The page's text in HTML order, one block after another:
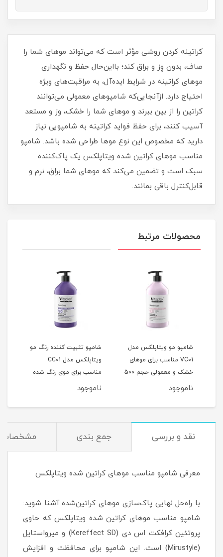
کراتینه کردن روشی مؤثر است که می‌تواند موهای شما را
صاف، بدون وِز و براق کند؛ بااین‌حال حفظ و نگهداری
موهای کراتینه در شرایط ایده‌آل، به مراقبت‌های ویژه
احتیاج دارد. ازآنجایی‌که شامپوهای معمولی می‌توانند
کراتین را از بین ببرند و موهای شما را خشک، وز و مستعد
آسیب کنند، برای حفظ فواید کراتینه به شامپویی نیاز
دارید که مخصوص این نوع موها طراحی شده باشد. شامپو
مناسب موهای کراتین شده ویتاپلکس یک پاک‌کننده
سبک است و تضمین می‌کند که موهای شما براق، نرم و
قابل‌کنترل باقی بمانند.
محصولات مرتبط
شامپو مو ویتاپلکس مدل
VC01 مناسب برای موهای
خشک و معمولی حجم 500
میلی لیتر
ناموجود
شامپو تثبیت کننده رنگ مو
ویتاپلکس مدل CC01
مناسب برای موی رنگ شده
حجم 500 میلی لیتر
ناموجود
نقد و بررسی جمع بندی مشخصات
معرفی شامپو مناسب موهای کراتین شده ویتاپلکس
با راه‌حل نهایی پاک‌سازی موهای کراتین‌شده آشنا شوید:
شامپو مناسب موهای کراتین شده ویتاپلکس که حاوی
پروتئین کرافکت اس دی (Kereffect SD) و میرواستایل
(Mirustyle) است. این شامپو برای محافظت و افزایش